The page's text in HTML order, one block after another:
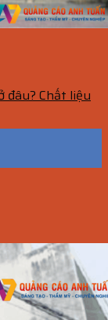
đâu? Chất liệu